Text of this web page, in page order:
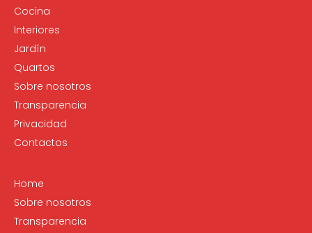
Cocina
Interiores
Jardín
Quartos
Sobre nosotros
Transparencia
Privacidad
Contactos
Home
Sobre nosotros
Transparencia